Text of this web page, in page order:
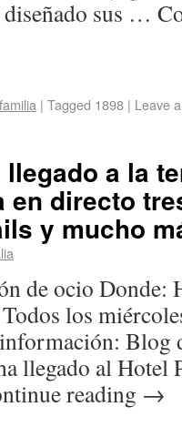
diseñado sus …
| Tagged 1898 | Leave
a la
en directo
y mucho
de ocio Donde:
los
Blog
llegado al Hotel
reading →